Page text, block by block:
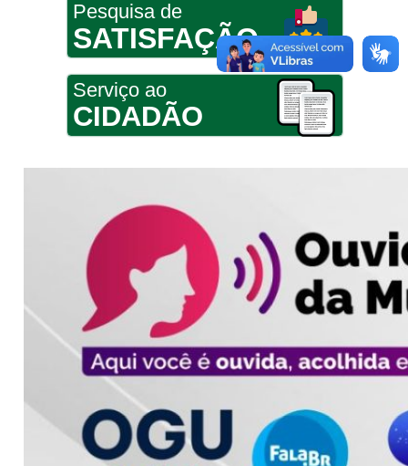
Pesquisa de
SATISFAÇÃO
Serviço ao
CIDADÃO